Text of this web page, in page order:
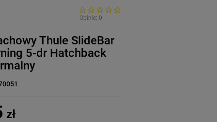
Opinie: 0
Thule SlideBar
5-dr Hatchback
zł